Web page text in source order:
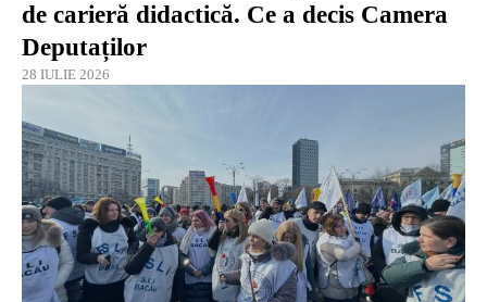
de carieră didactică. Ce a decis Camera
Deputaților
28 IULIE 2026